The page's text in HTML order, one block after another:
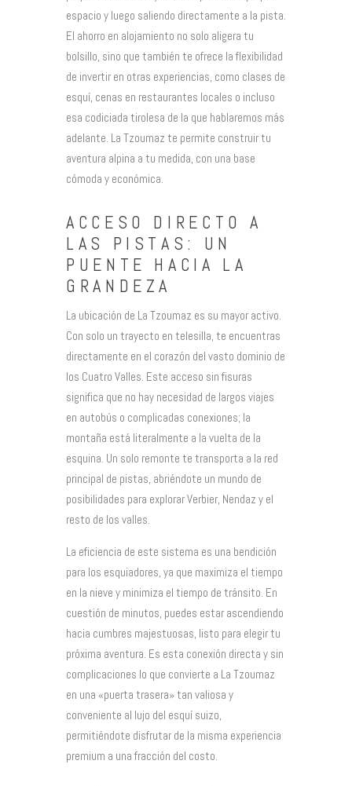
espacio y luego saliendo directamente a la pista.
El ahorro en alojamiento no solo aligera tu
bolsillo, sino que también te ofrece la flexibilidad
de invertir en otras experiencias, como clases de
esquí, cenas en restaurantes locales o incluso
esa codiciada tirolesa de la que hablaremos más
adelante. La Tzoumaz te permite construir tu
aventura alpina a tu medida, con una base
cómoda y económica.
ACCESO DIRECTO A
LAS PISTAS: UN
PUENTE HACIA LA
GRANDEZA
La ubicación de La Tzoumaz es su mayor activo.
Con solo un trayecto en telesilla, te encuentras
directamente en el corazón del vasto dominio de
los Cuatro Valles. Este acceso sin fisuras
significa que no hay necesidad de largos viajes
en autobús o complicadas conexiones; la
montaña está literalmente a la vuelta de la
esquina. Un solo remonte te transporta a la red
principal de pistas, abriéndote un mundo de
posibilidades para explorar Verbier, Nendaz y el
resto de los valles.
La eficiencia de este sistema es una bendición
para los esquiadores, ya que maximiza el tiempo
en la nieve y minimiza el tiempo de tránsito. En
cuestión de minutos, puedes estar ascendiendo
hacia cumbres majestuosas, listo para elegir tu
próxima aventura. Es esta conexión directa y sin
complicaciones lo que convierte a La Tzoumaz
en una «puerta trasera» tan valiosa y
conveniente al lujo del esquí suizo,
permitiéndote disfrutar de la misma experiencia
premium a una fracción del costo.